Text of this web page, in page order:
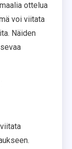
ottelua
voi viitata
Näiden